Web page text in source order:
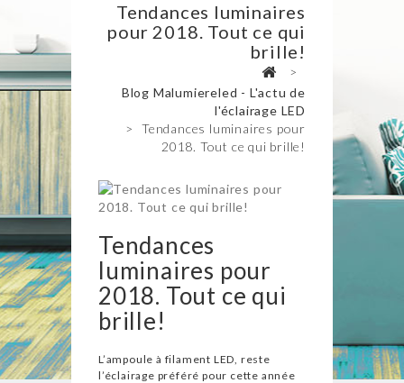
Tendances luminaires
pour 2018. Tout ce qui
brille!
>
Blog Malumiereled - L'actu de
l'éclairage LED
>
Tendances luminaires pour
2018. Tout ce qui brille!
Tendances
luminaires pour
2018. Tout ce qui
brille!
L’ampoule à filament LED, reste
l’éclairage préféré pour cette année